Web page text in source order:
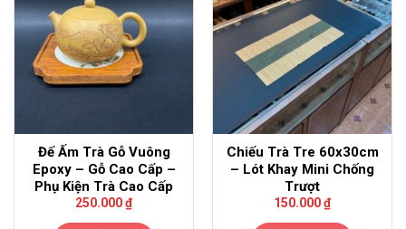
Đế Ấm Trà Gỗ Vuông
Epoxy – Gỗ Cao Cấp –
Phụ Kiện Trà Cao Cấp
250.000₫
Chiếu Trà Tre 60x30cm
– Lót Khay Mini Chống
Trượt
150.000₫